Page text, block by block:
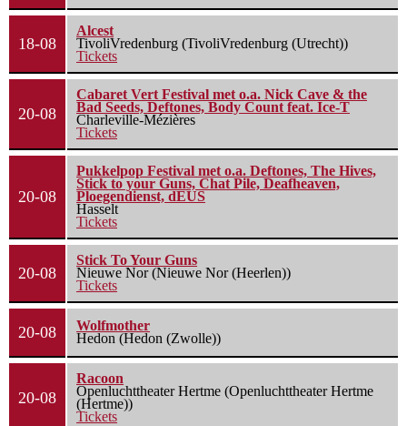
18-08
Alcest
TivoliVredenburg (TivoliVredenburg (Utrecht))
Tickets
20-08
Cabaret Vert Festival met o.a. Nick Cave & the
Bad Seeds, Deftones, Body Count feat. Ice-T
Charleville-Mézières
Tickets
20-08
Pukkelpop Festival met o.a. Deftones, The Hives,
Stick to your Guns, Chat Pile, Deafheaven,
Ploegendienst, dEUS
Hasselt
Tickets
20-08
Stick To Your Guns
Nieuwe Nor (Nieuwe Nor (Heerlen))
Tickets
20-08
Wolfmother
Hedon (Hedon (Zwolle))
20-08
Racoon
Openluchttheater Hertme (Openluchttheater Hertme
(Hertme))
Tickets